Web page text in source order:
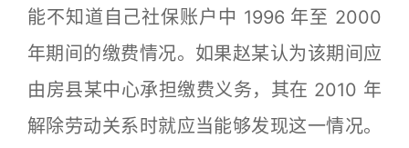
能不知道自己社保账户中 1996 年至 2000
年期间的缴费情况。如果赵某认为该期间应
由房县某中心承担缴费义务，其在 2010 年
解除劳动关系时就应当能够发现这一情况。